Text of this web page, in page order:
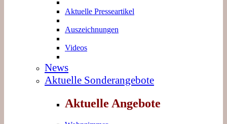
Aktuelle Presseartikel
Auszeichnungen
Videos
News
Aktuelle Sonderangebote
Aktuelle Angebote